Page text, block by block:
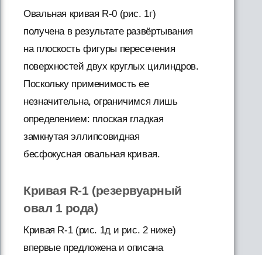
Овальная кривая R-0 (рис. 1г)
получена в результате развёртывания
на плоскость фигуры пересечения
поверхностей двух круглых цилиндров.
Поскольку применимость ее
незначительна, ограничимся лишь
определением: плоская гладкая
замкнутая эллипсовидная
бесфокусная овальная кривая.
Кривая R-1 (резервуарный
овал 1 рода)
Кривая R-1 (рис. 1д и рис. 2 ниже)
впервые предложена и описана